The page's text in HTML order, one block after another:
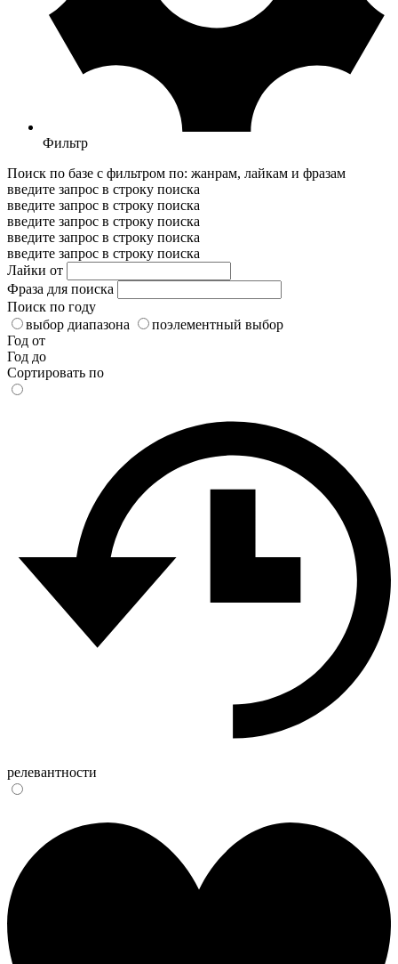
Фильтр
Поиск по базе с фильтром по: жанрам, лайкам и фразам
введите запрос в строку поиска
введите запрос в строку поиска
введите запрос в строку поиска
введите запрос в строку поиска
введите запрос в строку поиска
Лайки от
Фраза для поиска
Поиск по году
выбор диапазона
поэлементный выбор
Год от
Год до
Сортировать по
релевантности